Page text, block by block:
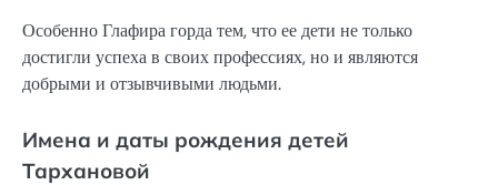
Особенно Глафира горда тем, что ее дети не только
достигли успеха в своих профессиях, но и являются
добрыми и отзывчивыми людьми.
Имена и даты рождения детей
Тархановой